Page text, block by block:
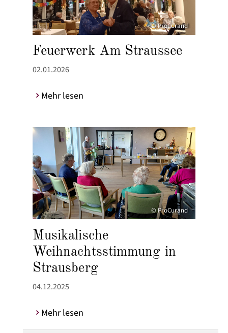
© ProCurand
Feuerwerk Am Straussee
02.01.2026
Mehr lesen
© ProCurand
Musikalische
Weihnachtsstimmung in
Strausberg
04.12.2025
Mehr lesen